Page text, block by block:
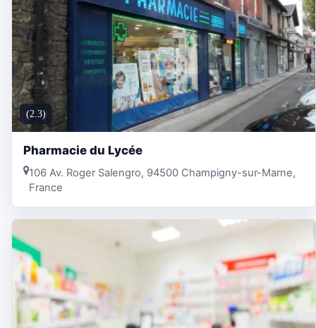
(2.3)
Pharmacie du Lycée
106 Av. Roger Salengro, 94500 Champigny-sur-Marne,
France